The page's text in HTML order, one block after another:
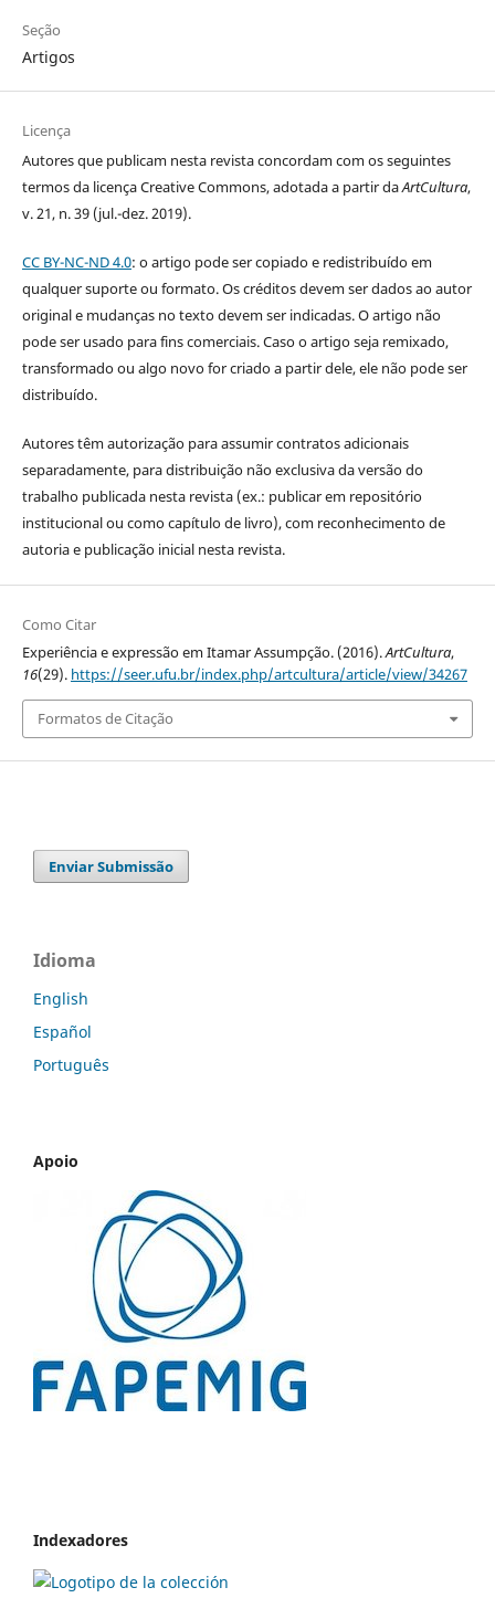
Seção
Artigos
Licença
Autores que publicam nesta revista concordam com os seguintes
termos da licença Creative Commons, adotada a partir daArtCultura,
v. 21, n. 39 (jul.-dez. 2019).
CC BY-NC-ND 4.0: o artigo pode ser copiado e redistribuído em
qualquer suporte ou formato. Os créditos devem ser dados ao autor
original e mudanças no texto devem ser indicadas. O artigo não
pode ser usado para fins comerciais. Caso o artigo seja remixado,
transformado ou algo novo for criado a partir dele, ele não pode ser
distribuído.
Autores têm autorização para assumir contratos adicionais
separadamente, para distribuição não exclusiva da versão do
trabalho publicada nesta revista (ex.: publicar em repositório
institucional ou como capítulo de livro), com reconhecimento de
autoria e publicação inicial nesta revista.
Como Citar
Experiência e expressão em Itamar Assumpção. (2016).ArtCultura,
16(29). https://seer.ufu.br/index.php/artcultura/article/view/34267
Formatos de Citação
Enviar Submissão
Idioma
English
Español
Português
Apoio
Indexadores